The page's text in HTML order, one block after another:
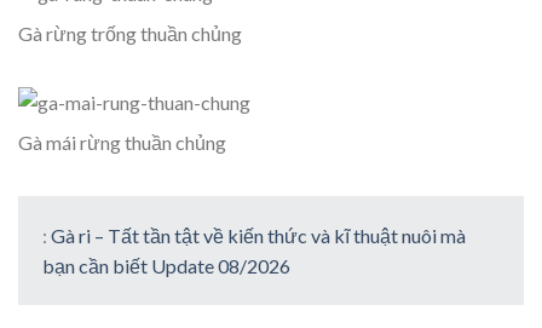
Gà rừng trống thuần chủng
Gà mái rừng thuần chủng
: Gà ri – Tất tần tật về kiến thức và kĩ thuật nuôi mà
bạn cần biết Update 08/2026